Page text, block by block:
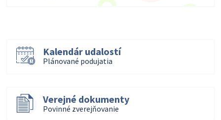
Kalendár udalostí
Plánované podujatia
Verejné dokumenty
Povinné zverejňovanie